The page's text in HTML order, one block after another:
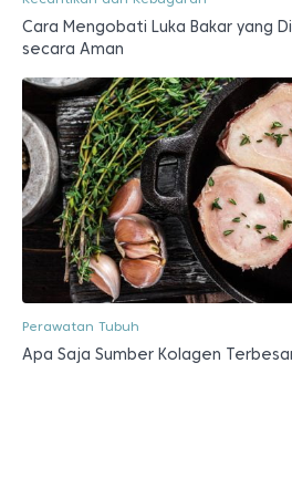
Cara Mengobati Luka Bakar yang
secara Aman
Perawatan Tubuh
Apa Saja Sumber Kolagen